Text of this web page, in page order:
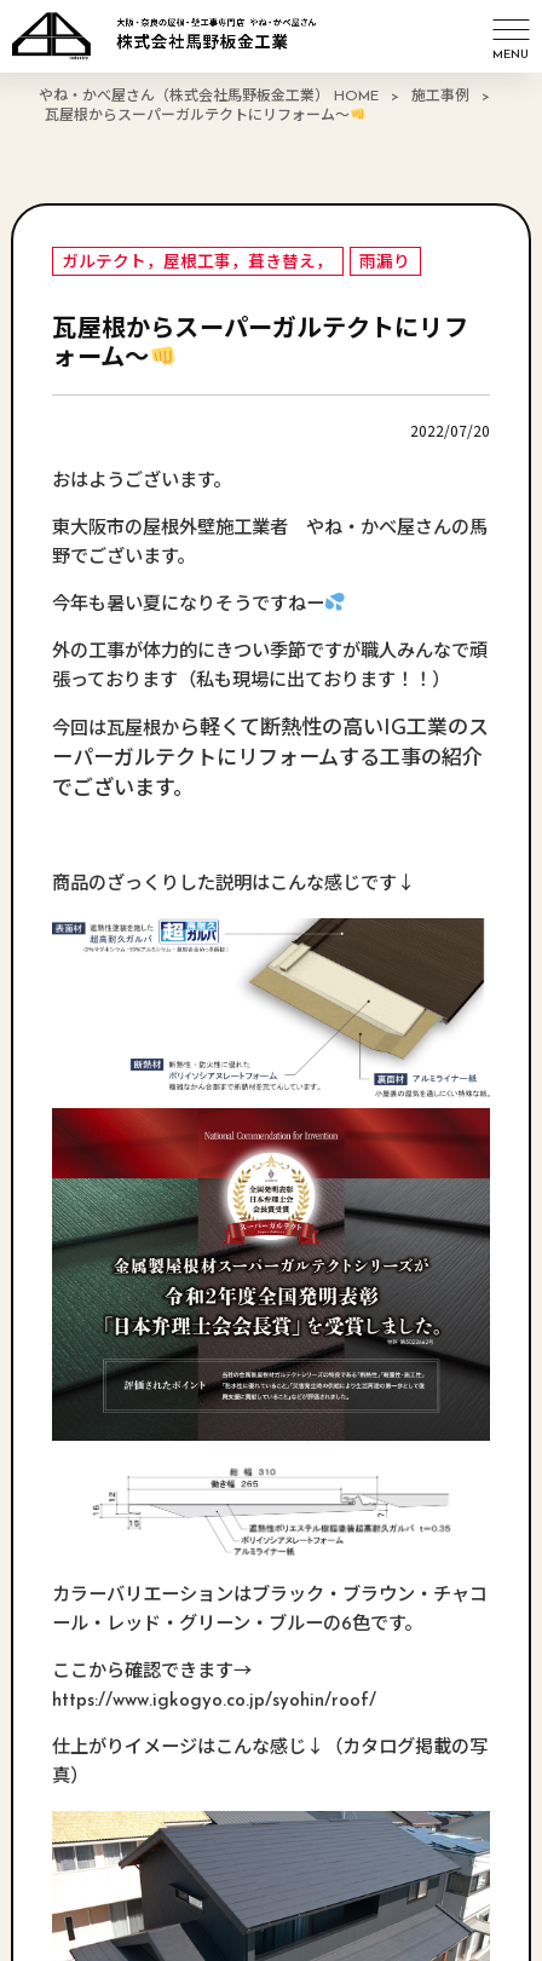
MENU
やね・かべ屋さん（株式会社馬野板金工業） HOME > 施工事例
>
瓦屋根からスーパーガルテクトにリフォーム～
ガルテクト，屋根工事，葺き替え， 雨漏り
瓦屋根からスーパーガルテクトにリフ
ォーム～
2022/07/20
おはようございます。
東大阪市の屋根外壁施工業者 やね・かべ屋さんの馬
野でございます。
今年も暑い夏になりそうですねー
外の工事が体力的にきつい季節ですが職人みんなで頑
張っております（私も現場に出ております！！）
今回は瓦屋根か ら軽くて断熱性の高いIG工業のス
ーパーガルテクトにリフォームする工事の紹介
でございます。
商品のざっくりした説明はこんな感じです↓
カラーバリエーションはブラック・ブラウン・チャコ
ール・レッド・グリーン・ブルーの6色です。
ここから確認できます→
https://www.igkogyo.co.jp/syohin/roof/
仕上がりイメージはこんな感じ↓（カタログ掲載の写
真）